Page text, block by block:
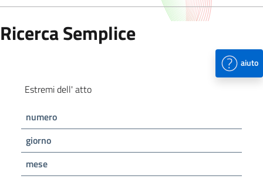
Ricerca Semplice
aiuto
Estremi dell' atto
numero
giorno
mese